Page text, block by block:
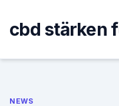
content
cbd stärken
NEWS